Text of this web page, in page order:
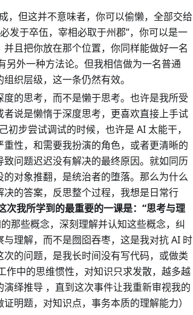
，但这并不意味者，你可以偷懒，全部交给
发于卒伍，宰相必取于州郡”，你可以是一
且把你放在那个位置，你同样能做好一名
另外一种方法论。但我相信做为一名普通
织层级，这一条仍然有效。
的思考，而不是懒于思考。也许是我所受
说是懒惰于深度思考，更喜欢直接上手试
步尝试调试的时候，也许是 AI 太能干，
性，和需要我扮演的角色，或者更清晰的
问题迟迟没有解决的最终原因。就如同历
对象推翻，是统治者的堕落。那么为什么
的答案，反思整个过程，我想是日常行
次我所学到的最重要的一课是：“思考与理
那些概念，深刻理解并认知这些概念，纠
理解，而不是囫囵吞枣，这是我对抗 AI 时
的问题，是我长时间没有写代码，或做类
作中的思维惯性，对知识只求发散，越多越
绎推导 ，直到这次事件让我重新审视我的
明题，对知识点，事务本质的理解能力）